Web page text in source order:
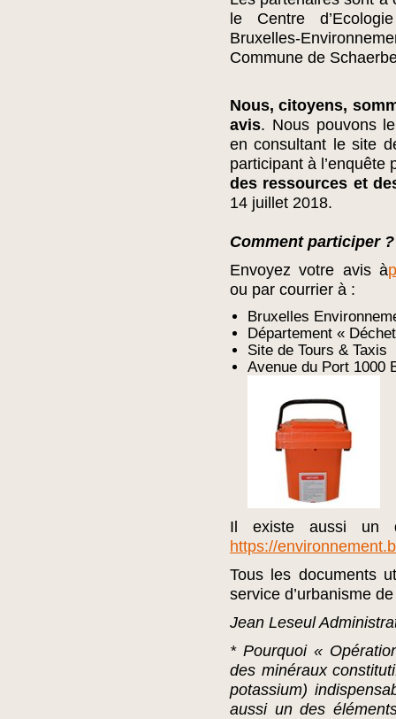
le Centre
Bruxelles-
Commune de
Nous, citoyens,
avis. Nous pouvons
en consultant le site
participant à
des ressources et
14 juillet 2018.
Comment participer ?
Envoyez votre avis à
ou par courrier à :
Bruxelles
Département «
Site de Tours & Taxis
Avenue du Port 1000
Il existe aussi un
https://
Tous les documents
service d’urbanisme
Jean Leseul
* Pourquoi «
des minéraux
potassium)
aussi un des